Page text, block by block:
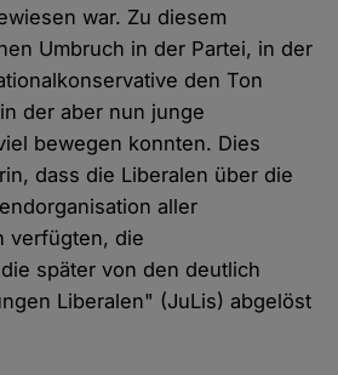
war. Zu diesem
Umbruch in der Partei, in der
den Ton
der aber nun junge
bewegen konnten. Dies
dass die Liberalen über die
aller
verfügten, die
später von den deutlich
Liberalen" (JuLis) abgelöst